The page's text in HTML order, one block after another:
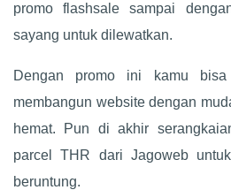
promo flashsale sampai
sayang untuk dilewatkan.
Dengan promo ini kamu bisa
membangun website dengan
hemat. Pun di akhir
parcel THR dari Jagoweb
beruntung.